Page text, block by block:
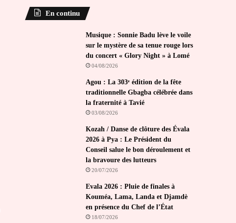
En continu
Musique : Sonnie Badu lève le voile
sur le mystère de sa tenue rouge lors
du concert « Glory Night » à Lomé
04/08/2026
Agou : La 303ᵉ édition de la fête
traditionnelle Gbagba célébrée dans
la fraternité à Tavié
03/08/2026
Kozah / Danse de clôture des Évala
2026 à Pya : Le Président du
Conseil salue le bon déroulement et
la bravoure des lutteurs
20/07/2026
Evala 2026 : Pluie de finales à
Kouméa, Lama, Landa et Djamdè
en présence du Chef de l’État
18/07/2026